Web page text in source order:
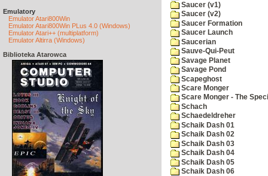
Emulatory
Emulator Atari800Win
Emulator Atari800Win PLus 4.0 (Windows)
Emulator Atari++ (multiplatform)
Emulator Altirra (Windows)
Biblioteka Atarowca
Saucer (v1)
Saucer (v2)
Saucer Formation
Saucer Launch
Saucerian
Sauve-Qui-Peut
Savage Planet
Savage Pond
Scapeghost
Scare Monger
Scare Monger - The
Schach
Schaedeldreher
Schaik Dash 01
Schaik Dash 02
Schaik Dash 03
Schaik Dash 04
Schaik Dash 05
Schaik Dash 06